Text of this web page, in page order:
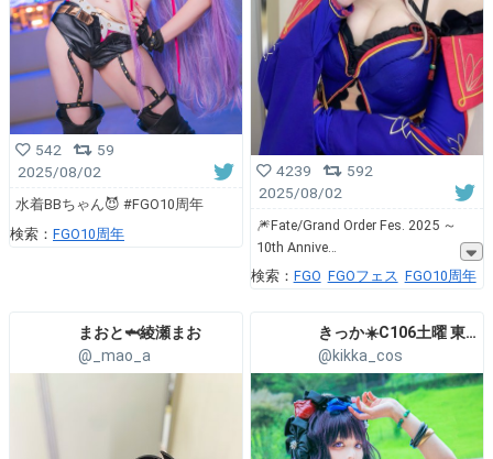
542
59
2025/08/02
水着BBちゃん😈 #FGO10周年
検索： FGO10周年
4239
592
2025/08/02
🎆Fate/Grand Order Fes. 2025 ～
10th Annive
検索： FGO FGOフェス FGO10周年
まおと🦈綾瀬まお
@_mao_a
きっか☀️C106土曜 東ミ02a 日曜 西あ69ab
@kikka_cos